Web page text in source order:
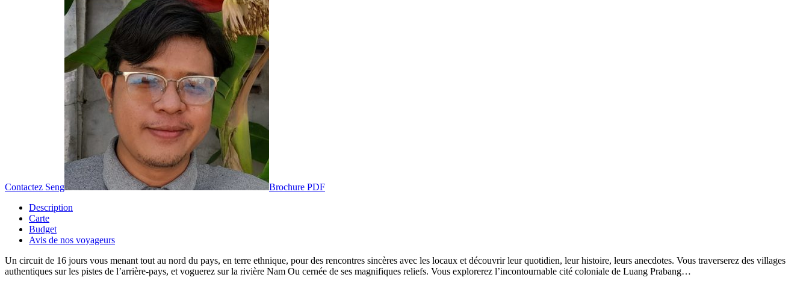
Contactez Seng
Brochure PDF
Description
Carte
Budget
Avis de nos voyageurs
Un circuit de 16 jours vous menant tout au nord du pays, en terre ethnique, pour des rencontres sincères avec les locaux et découvrir leur quotidien, leur histoire, leurs anecdotes. Vous traverserez des villages
authentiques sur les pistes de l’arrière-pays, et voguerez sur la rivière Nam Ou cernée de ses magnifiques reliefs. Vous explorerez l’incontournable cité coloniale de Luang Prabang…